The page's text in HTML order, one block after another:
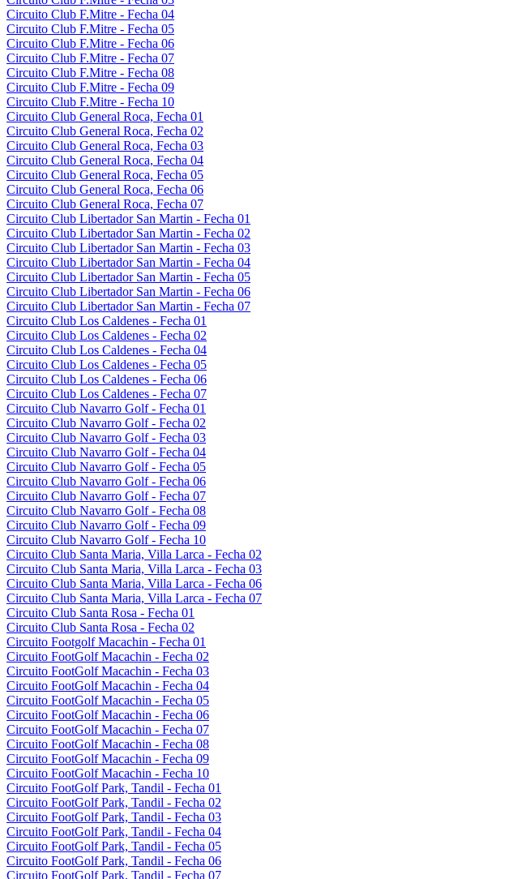
Circuito Club F.Mitre - Fecha 04
Circuito Club F.Mitre - Fecha 05
Circuito Club F.Mitre - Fecha 06
Circuito Club F.Mitre - Fecha 07
Circuito Club F.Mitre - Fecha 08
Circuito Club F.Mitre - Fecha 09
Circuito Club F.Mitre - Fecha 10
Circuito Club General Roca, Fecha 01
Circuito Club General Roca, Fecha 02
Circuito Club General Roca, Fecha 03
Circuito Club General Roca, Fecha 04
Circuito Club General Roca, Fecha 05
Circuito Club General Roca, Fecha 06
Circuito Club General Roca, Fecha 07
Circuito Club Libertador San Martin - Fecha 01
Circuito Club Libertador San Martin - Fecha 02
Circuito Club Libertador San Martin - Fecha 03
Circuito Club Libertador San Martin - Fecha 04
Circuito Club Libertador San Martin - Fecha 05
Circuito Club Libertador San Martin - Fecha 06
Circuito Club Libertador San Martin - Fecha 07
Circuito Club Los Caldenes - Fecha 01
Circuito Club Los Caldenes - Fecha 02
Circuito Club Los Caldenes - Fecha 04
Circuito Club Los Caldenes - Fecha 05
Circuito Club Los Caldenes - Fecha 06
Circuito Club Los Caldenes - Fecha 07
Circuito Club Navarro Golf - Fecha 01
Circuito Club Navarro Golf - Fecha 02
Circuito Club Navarro Golf - Fecha 03
Circuito Club Navarro Golf - Fecha 04
Circuito Club Navarro Golf - Fecha 05
Circuito Club Navarro Golf - Fecha 06
Circuito Club Navarro Golf - Fecha 07
Circuito Club Navarro Golf - Fecha 08
Circuito Club Navarro Golf - Fecha 09
Circuito Club Navarro Golf - Fecha 10
Circuito Club Santa Maria, Villa Larca - Fecha 02
Circuito Club Santa Maria, Villa Larca - Fecha 03
Circuito Club Santa Maria, Villa Larca - Fecha 06
Circuito Club Santa Maria, Villa Larca - Fecha 07
Circuito Club Santa Rosa - Fecha 01
Circuito Club Santa Rosa - Fecha 02
Circuito Footgolf Macachin - Fecha 01
Circuito FootGolf Macachin - Fecha 02
Circuito FootGolf Macachin - Fecha 03
Circuito FootGolf Macachin - Fecha 04
Circuito FootGolf Macachin - Fecha 05
Circuito FootGolf Macachin - Fecha 06
Circuito FootGolf Macachin - Fecha 07
Circuito FootGolf Macachin - Fecha 08
Circuito FootGolf Macachin - Fecha 09
Circuito FootGolf Macachin - Fecha 10
Circuito FootGolf Park, Tandil - Fecha 01
Circuito FootGolf Park, Tandil - Fecha 02
Circuito FootGolf Park, Tandil - Fecha 03
Circuito FootGolf Park, Tandil - Fecha 04
Circuito FootGolf Park, Tandil - Fecha 05
Circuito FootGolf Park, Tandil - Fecha 06
Circuito FootGolf Park, Tandil - Fecha 07